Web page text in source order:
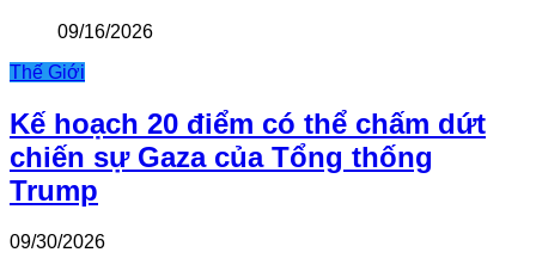
09/16/2026
Thế Giới
Kế hoạch 20 điểm có thể chấm dứt
chiến sự Gaza của Tổng thống
Trump
09/30/2026